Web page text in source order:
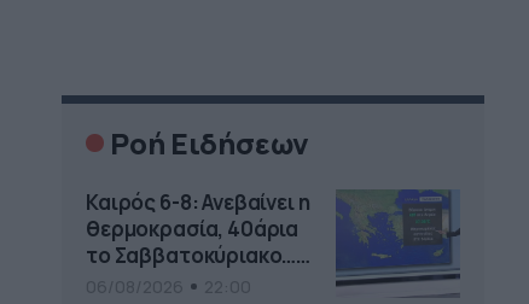
Ροή Ειδήσεων
Καιρός 6-8: Ανεβαίνει η
θερμοκρασία, 40άρια
το Σαββατοκύριακο…